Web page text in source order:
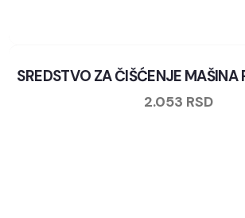
SREDSTVO ZA ČIŠĆENJE MAŠINA
2.053 RSD